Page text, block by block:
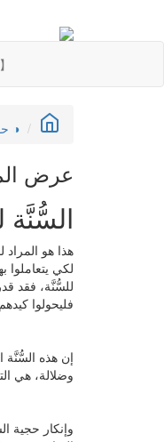
◑
عرض
هذا هو
لكي يتعاملوا
للسُّنَّة، فقد
فليحولوا
إن هذه
وضلالة، هي
وإنكار حجية